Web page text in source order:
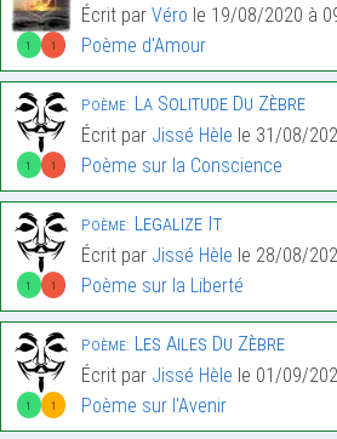
1 1
Écrit par Véro le 19/08/2020 à
Poème d'Amour
1 1
Poème: La Solitude Du Zèbre
Écrit par Jissé Hèle le 31/08/
Poème sur la Conscience
1 1
Poème: Legalize It
Écrit par Jissé Hèle le 28/08/
Poème sur la Liberté
1 1
Poème: Les Ailes Du Zèbre
Écrit par Jissé Hèle le 01/09/
Poème sur l'Avenir